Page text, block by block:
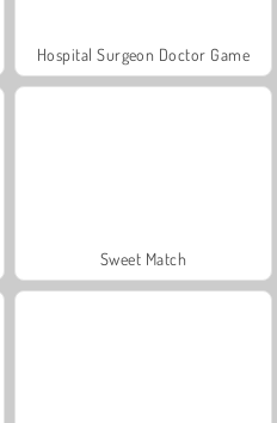
Hospital Surgeon Doctor Game
Sweet Match